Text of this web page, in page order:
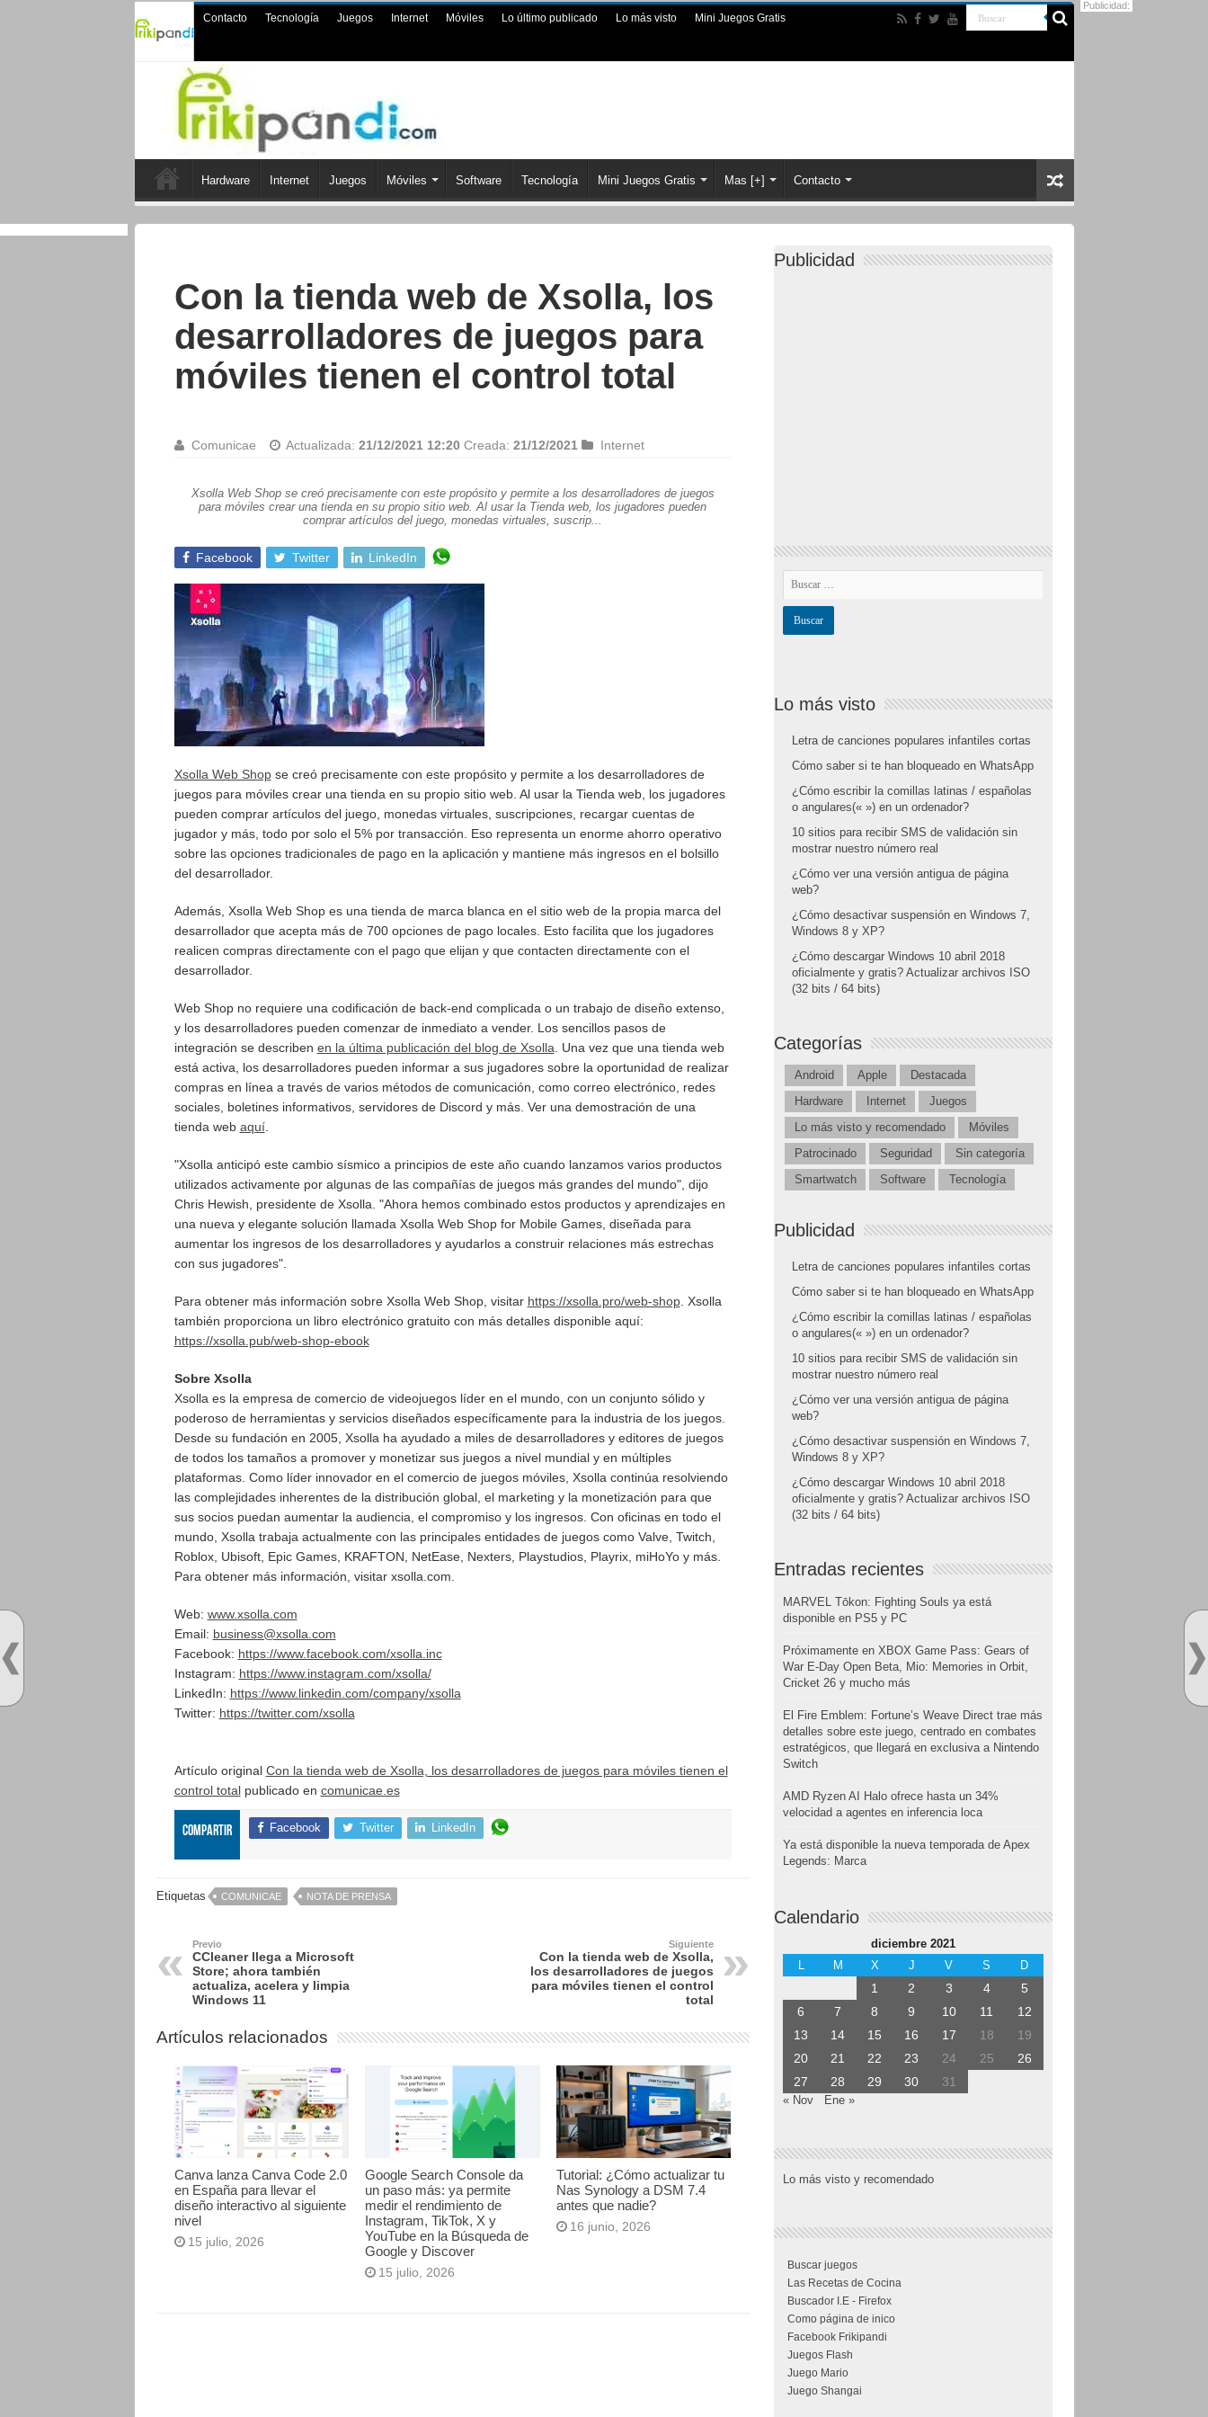
Contacto Tecnología Juegos Internet Móviles Lo último publicado Lo más visto Mini Juegos Gratis
Hardware Internet Juegos Móviles Software Tecnología Mini Juegos Gratis Mas [+] Contacto
Con la tienda web de Xsolla, los
desarrolladores de juegos para
móviles tienen el control total
Comunicae Actualizada: 21/12/2021 12:20 Creada: 21/12/2021 Internet
Xsolla Web Shop se creó precisamente con este propósito y permite a los desarrolladores de juegos
para móviles crear una tienda en su propio sitio web. Al usar la Tienda web, los jugadores pueden
comprar artículos del juego, monedas virtuales, suscrip...
Facebook Twitter LinkedIn
Xsolla Web Shopse creó precisamente con este propósito y permite a los desarrolladores de
juegos para móviles crear una tienda en su propio sitio web. Al usar la Tienda web, los jugadores
pueden comprar artículos del juego, monedas virtuales, suscripciones, recargar cuentas de
jugador y más, todo por solo el 5% por transacción. Eso representa un enorme ahorro operativo
sobre las opciones tradicionales de pago en la aplicación y mantiene más ingresos en el bolsillo
del desarrollador.
Además, Xsolla Web Shop es una tienda de marca blanca en el sitio web de la propia marca del
desarrollador que acepta más de 700 opciones de pago locales. Esto facilita que los jugadores
realicen compras directamente con el pago que elijan y que contacten directamente con el
desarrollador.
Web Shop no requiere una codificación de back-end complicada o un trabajo de diseño extenso,
y los desarrolladores pueden comenzar de inmediato a vender. Los sencillos pasos de
integración se describen en la última publicación del blog de Xsolla . Una vez que una tienda web
está activa, los desarrolladores pueden informar a sus jugadores sobre la oportunidad de realizar
compras en línea a través de varios métodos de comunicación, como correo electrónico, redes
sociales, boletines informativos, servidores de Discord y más. Ver una demostración de una
tienda web aquí.
"Xsolla anticipó este cambio sísmico a principios de este año cuando lanzamos varios productos
utilizados activamente por algunas de las compañías de juegos más grandes del mundo", dijo
Chris Hewish, presidente de Xsolla. "Ahora hemos combinado estos productos y aprendizajes en
una nueva y elegante solución llamada Xsolla Web Shop for Mobile Games, diseñada para
aumentar los ingresos de los desarrolladores y ayudarlos a construir relaciones más estrechas
con sus jugadores".
Para obtener más información sobre Xsolla Web Shop, visitar https://xsolla.pro/web-shop. Xsolla
también proporciona un libro electrónico gratuito con más detalles disponible aquí:
https://xsolla.pub/web-shop-ebook
Sobre Xsolla
Xsolla es la empresa de comercio de videojuegos líder en el mundo, con un conjunto sólido y
poderoso de herramientas y servicios diseñados específicamente para la industria de los juegos.
Desde su fundación en 2005, Xsolla ha ayudado a miles de desarrolladores y editores de juegos
de todos los tamaños a promover y monetizar sus juegos a nivel mundial y en múltiples
plataformas. Como líder innovador en el comercio de juegos móviles, Xsolla continúa resolviendo
las complejidades inherentes de la distribución global, el marketing y la monetización para que
sus socios puedan aumentar la audiencia, el compromiso y los ingresos. Con oficinas en todo el
mundo, Xsolla trabaja actualmente con las principales entidades de juegos como Valve, Twitch,
Roblox, Ubisoft, Epic Games, KRAFTON, NetEase, Nexters, Playstudios, Playrix, miHoYo y más.
Para obtener más información, visitar xsolla.com.
Web: www.xsolla.com
Email: business@xsolla.com
Facebook: https://www.facebook.com/xsolla.inc
Instagram: https://www.instagram.com/xsolla/
LinkedIn: https://www.linkedin.com/company/xsolla
Twitter: https://twitter.com/xsolla
Artículo original Con la tienda web de Xsolla, los desarrolladores de juegos para móviles tienen el
control totalpublicado en comunicae.es
Compartir Facebook Twitter LinkedIn
Etiquetas COMUNICAE NOTA DE PRENSA
Previo
CCleaner llega a Microsoft
Store; ahora también
actualiza, acelera y limpia
Windows 11
Siguiente
Con la tienda web de Xsolla,
los desarrolladores de juegos
para móviles tienen el control
total
Artículos relacionados
Canva lanza Canva Code 2.0
en España para llevar el
diseño interactivo al siguiente
nivel
15 julio, 2026
Google Search Console da
un paso más: ya permite
medir el rendimiento de
Instagram, TikTok, X y
YouTube en la Búsqueda de
Google y Discover
15 julio, 2026
Tutorial: ¿Cómo actualizar tu
Nas Synology a DSM 7.4
antes que nadie?
16 junio, 2026
Publicidad
Lo más visto
Letra de canciones populares infantiles cortas
Cómo saber si te han bloqueado en WhatsApp
¿Cómo escribir la comillas latinas / españolas
o angulares(« ») en un ordenador?
10 sitios para recibir SMS de validación sin
mostrar nuestro número real
¿Cómo ver una versión antigua de página
web?
¿Cómo desactivar suspensión en Windows 7,
Windows 8 y XP?
¿Cómo descargar Windows 10 abril 2018
oficialmente y gratis? Actualizar archivos ISO
(32 bits / 64 bits)
Categorías
Android Apple
Destacada
Hardware
Internet
Juegos
Lo más visto y recomendado
Móviles
Patrocinado
Seguridad
Sin categoría
Smartwatch
Software Tecnología
Publicidad
Letra de canciones populares infantiles cortas
Cómo saber si te han bloqueado en WhatsApp
¿Cómo escribir la comillas latinas / españolas
o angulares(« ») en un ordenador?
10 sitios para recibir SMS de validación sin
mostrar nuestro número real
¿Cómo ver una versión antigua de página
web?
¿Cómo desactivar suspensión en Windows 7,
Windows 8 y XP?
¿Cómo descargar Windows 10 abril 2018
oficialmente y gratis? Actualizar archivos ISO
(32 bits / 64 bits)
Entradas recientes
MARVEL Tōkon: Fighting Souls ya está
disponible en PS5 y PC
Próximamente en XBOX Game Pass: Gears of
War E-Day Open Beta, Mio: Memories in Orbit,
Cricket 26 y mucho más
El Fire Emblem: Fortune’s Weave Direct trae más
detalles sobre este juego, centrado en combates
estratégicos, que llegará en exclusiva a Nintendo
Switch
AMD Ryzen AI Halo ofrece hasta un 34%
velocidad a agentes en inferencia loca
Ya está disponible la nueva temporada de Apex
Legends: Marca
Calendario
diciembre 2021
L
M X J V S D
1 2 3 4
5
6
7 8 9 10 11
12
13
14 15 16 17 18
19
20
21 22 23 24 25
26
27
28 29 30 31
« Nov Ene »
Lo más visto y recomendado
Buscar juegos
Las Recetas de Cocina
Buscador I.E - Firefox
Como página de inico
Facebook Frikipandi
Juegos Flash
Juego Mario
Juego Shangai
Publicidad: